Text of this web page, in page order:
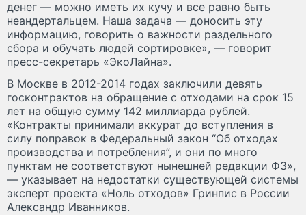
денег — можно иметь их кучу и все равно быть
неандертальцем. Наша задача — доносить эту
информацию, говорить о важности раздельного
сбора и обучать людей сортировке», — говорит
пресс-секретарь «ЭкоЛайна».
В Москве в 2012-2014 годах заключили девять
госконтрактов на обращение с отходами на срок 15
лет на общую сумму 142 миллиарда рублей.
«Контракты принимали аккурат до вступления в
силу поправок в Федеральный закон “Об отходах
производства и потребления”, и они по много
пунктам не соответствуют нынешней редакции ФЗ»,
— указывает на недостатки существующей системы
эксперт проекта «Ноль отходов» Гринпис в России
Александр Иванников.